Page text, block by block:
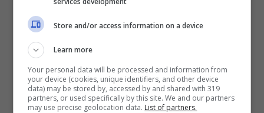
messa presso la cattedrale, dato che la
sovrana nel corso delle ultime ore avrebbe
accusato un grave malore che l’ha spinta a
rimanere a Buckingham Palace nei suoi
appartamenti.
Store and/or access information on a device
Learn more
Your personal data will be processed and information from
your device (cookies, unique identifiers, and other device
data) may be stored by, accessed by and shared with 319
partners, or used specifically by this site. We and our partners
may use precise geolocation data. List of partners.